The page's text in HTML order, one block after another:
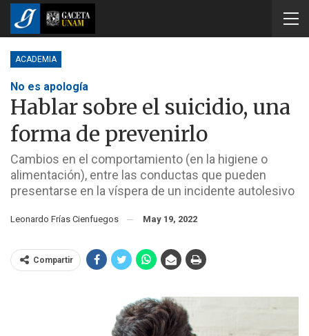
ACADEMIA
No es apología
Hablar sobre el suicidio, una
forma de prevenirlo
Cambios en el comportamiento (en la higiene o
alimentación), entre las conductas que pueden
presentarse en la víspera de un incidente autolesivo
Leonardo Frías Cienfuegos May 19, 2022
Compartir